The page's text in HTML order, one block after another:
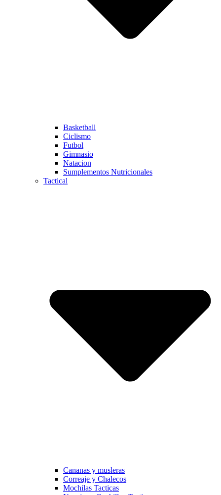
Basketball
Ciclismo
Futbol
Gimnasio
Natacion
Sumplementos Nutricionales
Tactical
Cananas y musleras
Correaje y Chalecos
Mochilas Tacticas